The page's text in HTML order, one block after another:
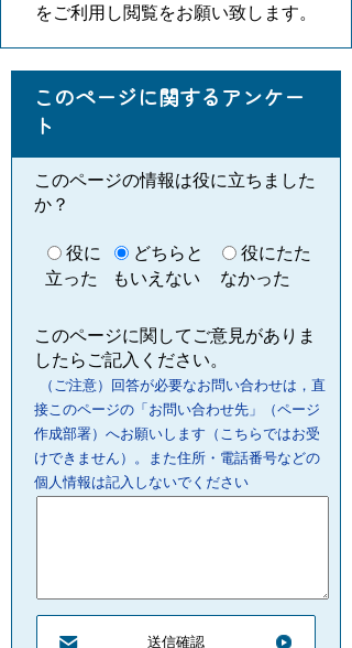
をご利用し閲覧をお願い致します。
このページに関するアンケー
ト
このページの情報は役に立ちました
か？
役に
立った
どちらと
もいえない
役にたた
なかった
このページに関してご意見がありま
したらご記入ください。
（ご注意）回答が必要なお問い合わせは，直
接このページの「お問い合わせ先」（ページ
作成部署）へお願いします（こちらではお受
けできません）。また住所・電話番号などの
個人情報は記入しないでください